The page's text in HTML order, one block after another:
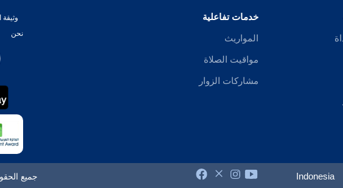
خدمات تفاعلية
المواريث
مواقيت الصلاة
مشاركات الزوار
نحن
Indonesia جميع الحقوق